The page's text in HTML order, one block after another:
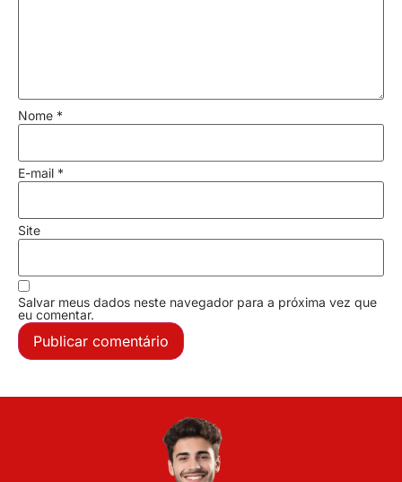
Nome *
E-mail *
Site
Salvar meus dados neste navegador para a próxima vez que
eu comentar.